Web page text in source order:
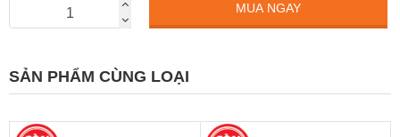
MUA NGAY
SẢN PHẨM CÙNG LOẠI